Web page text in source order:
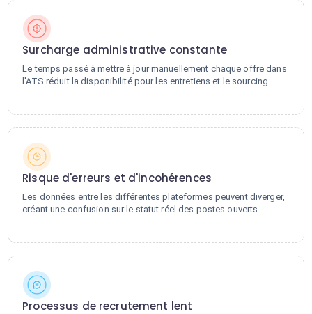
Surcharge administrative constante
Le temps passé à mettre à jour manuellement chaque offre dans
l'ATS réduit la disponibilité pour les entretiens et le sourcing.
Risque d'erreurs et d'incohérences
Les données entre les différentes plateformes peuvent diverger,
créant une confusion sur le statut réel des postes ouverts.
Processus de recrutement lent